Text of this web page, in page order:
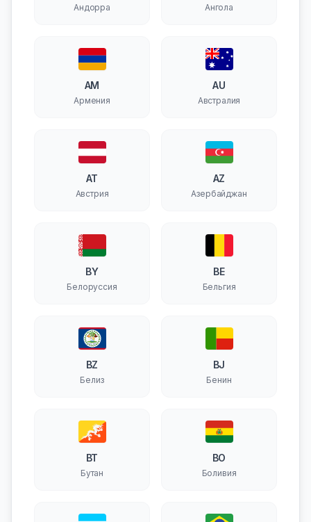
Андорра Ангола
AM
Армения
AU
Австралия
AT
Австрия
AZ
Азербайджан
BY
Белоруссия
BE
Бельгия
BZ
Белиз
BJ
Бенин
BT
Бутан
BO
Боливия